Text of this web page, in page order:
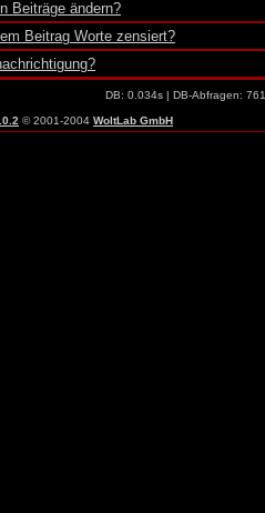
Beiträge ändern?
Beitrag Worte zensiert?
DB: 0.034s | DB-Abfragen:
© 2001-2004 WoltLab GmbH